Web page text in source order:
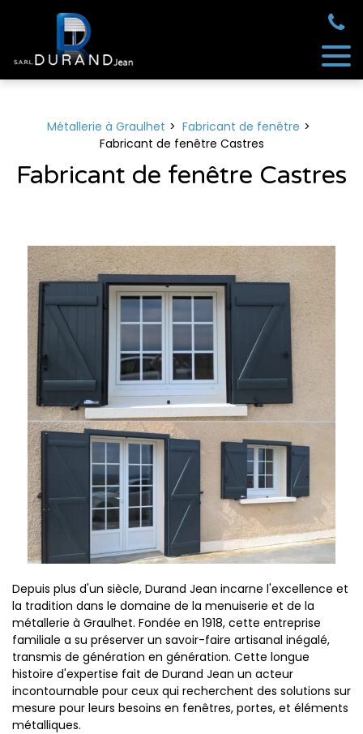
Métallerie à Graulhet
Fabricant de fenêtre
Fabricant de fenêtre Castres
Fabricant de fenêtre Castres
Depuis plus d'un siècle, Durand Jean incarne l'excellence et
la tradition dans le domaine de la menuiserie et de la
métallerie à Graulhet. Fondée en 1918, cette entreprise
familiale a su préserver un savoir-faire artisanal inégalé,
transmis de génération en génération. Cette longue
histoire d'expertise fait de Durand Jean un acteur
incontournable pour ceux qui recherchent des solutions sur
mesure pour leurs besoins en fenêtres, portes, et éléments
métalliques.